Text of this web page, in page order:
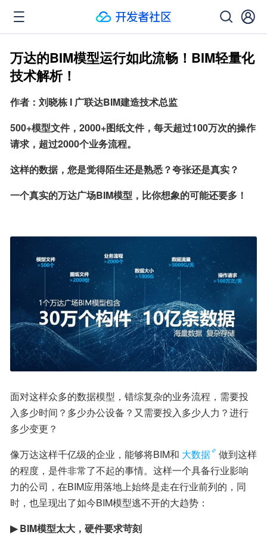
万达的BIM模型运行如此流畅！BIM轻量化
技术解析！
作者：刘晓栋 I 广联达BIM建造技术总监
500+模型文件，2000+图纸文件，每天超过100万次的操作
请求，超过2000个业务流程。
这样的数据，您是觉得陌生还是熟悉？夸张还是真实？
一个真实的万达广场BIM模型，比你想象的可能还要多！
面对这样众多的数据模型，错综复杂的业务流程，需要投
入多少时间？多少办公设备？又需要投入多少人力？进行
多少变更？
像万达这样千亿级的企业，能够将BIM和 大数据
做到这样
的程度，是件非常了不起的事情。这样一个具备行业影响
力的公司，在BIM应用落地上始终是走在行业前列的，同
时，也呈现出了如今BIM模型逃不开的大趋势：
▶ BIM模型太大，硬件要求苛刻